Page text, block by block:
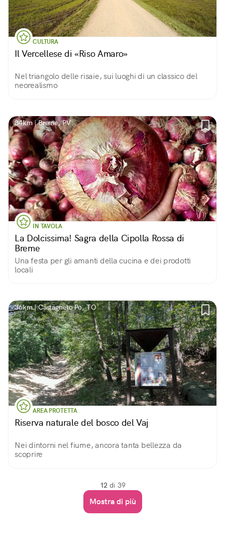
CULTURA
Il Vercellese di «Riso Amaro»
Nel triangolo delle risaie, sui luoghi di un classico del
neorealismo
34km | Breme, PV
IN TAVOLA
La Dolcissima! Sagra della Cipolla Rossa di
Breme
Una festa per gli amanti della cucina e dei prodotti
locali
36km | Castagneto Po, TO
AREA PROTETTA
Riserva naturale del bosco del Vaj
Nei dintorni nel fiume, ancora tanta bellezza da
scoprire
12 di 39
Mostra di più